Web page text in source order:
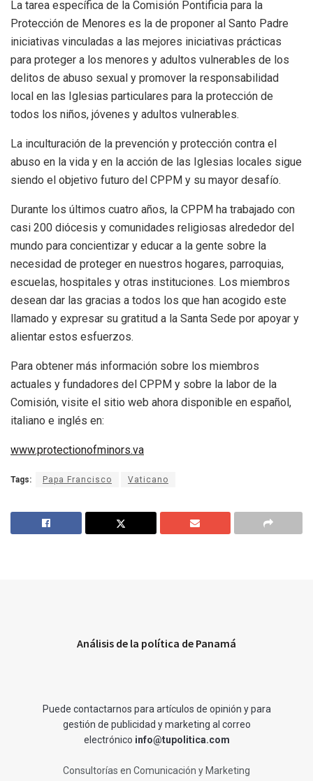
La tarea específica de la Comisión Pontificia para la
Protección de Menores es la de proponer al Santo Padre
iniciativas vinculadas a las mejores iniciativas prácticas
para proteger a los menores y adultos vulnerables de los
delitos de abuso sexual y promover la responsabilidad
local en las Iglesias particulares para la protección de
todos los niños, jóvenes y adultos vulnerables.
La inculturación de la prevención y protección contra el
abuso en la vida y en la acción de las Iglesias locales sigue
siendo el objetivo futuro del CPPM y su mayor desafío.
Durante los últimos cuatro años, la CPPM ha trabajado con
casi 200 diócesis y comunidades religiosas alrededor del
mundo para concientizar y educar a la gente sobre la
necesidad de proteger en nuestros hogares, parroquias,
escuelas, hospitales y otras instituciones. Los miembros
desean dar las gracias a todos los que han acogido este
llamado y expresar su gratitud a la Santa Sede por apoyar y
alientar estos esfuerzos.
Para obtener más información sobre los miembros
actuales y fundadores del CPPM y sobre la labor de la
Comisión, visite el sitio web ahora disponible en español,
italiano e inglés en:
www.protectionofminors.va
Tags: Papa Francisco Vaticano
Análisis de la política de Panamá
Puede contactarnos para artículos de opinión y para
gestión de publicidad y marketing al correo
electrónico info@tupolitica.com
Consultorías en Comunicación y Marketing